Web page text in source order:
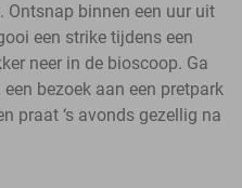
binnen een uur uit
een strike tijdens een
neer in de bioscoop. Ga
bezoek aan een pretpark
praat ‘s avonds gezellig na